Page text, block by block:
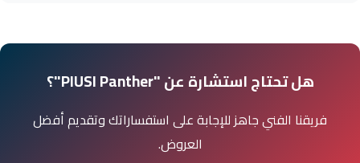
هل تحتاج استشارة عن "PIUSI Panther"؟
فريقنا الفني جاهز للإجابة على استفساراتك وتقديم أفضل
العروض.